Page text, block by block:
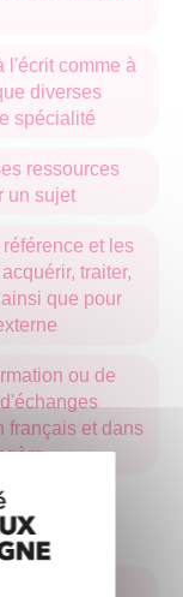
l'écrit comme à
diverses
spécialité
ressources
un sujet
et les
traiter,
que pour
ou de
français et dans